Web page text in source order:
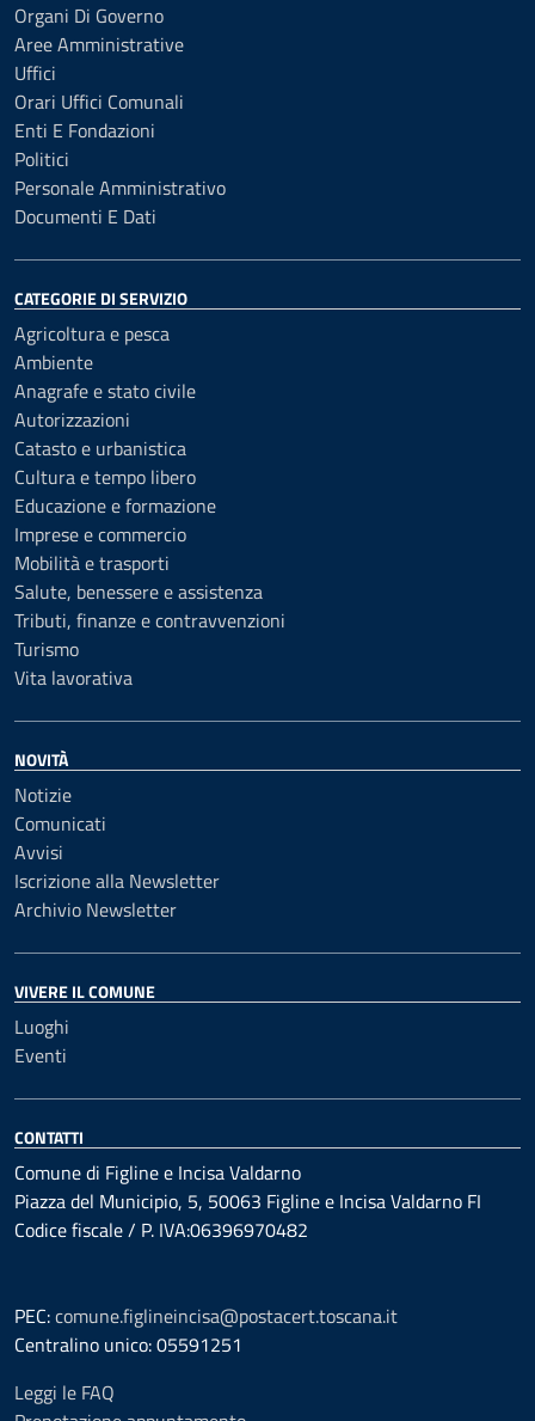
Organi Di Governo
Aree Amministrative
Uffici
Orari Uffici Comunali
Enti E Fondazioni
Politici
Personale Amministrativo
Documenti E Dati
CATEGORIE DI SERVIZIO
Agricoltura e pesca
Ambiente
Anagrafe e stato civile
Autorizzazioni
Catasto e urbanistica
Cultura e tempo libero
Educazione e formazione
Imprese e commercio
Mobilità e trasporti
Salute, benessere e assistenza
Tributi, finanze e contravvenzioni
Turismo
Vita lavorativa
NOVITÀ
Notizie
Comunicati
Avvisi
Iscrizione alla Newsletter
Archivio Newsletter
VIVERE IL COMUNE
Luoghi
Eventi
CONTATTI
Comune di Figline e Incisa Valdarno
Piazza del Municipio, 5, 50063 Figline e Incisa Valdarno FI
Codice fiscale / P. IVA:06396970482
PEC:comune.figlineincisa@postacert.toscana.it
Centralino unico: 05591251
Leggi le FAQ